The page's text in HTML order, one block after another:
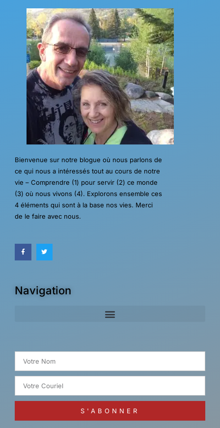
Bienvenue sur notre blogue où nous parlons de
ce qui nous a intéressés tout au cours de notre
vie – Comprendre (1) pour servir (2) ce monde
(3) où nous vivons (4). Explorons ensemble ces
4 éléments qui sont à la base nos vies. Merci
de le faire avec nous.
Navigation
S'ABONNER